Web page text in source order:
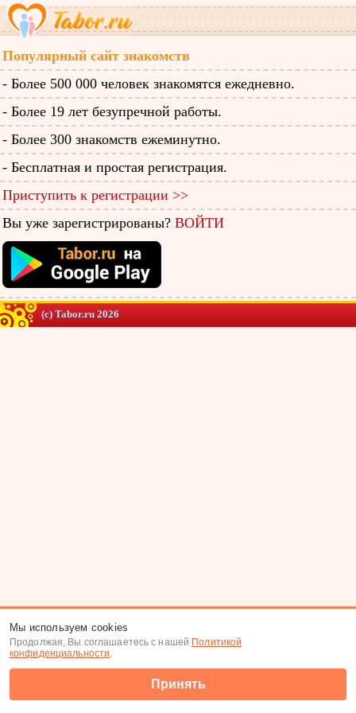
Популярный сайт знакомств
- Более 500 000 человек знакомятся ежедневно.
- Более 19 лет безупречной работы.
- Более 300 знакомств ежеминутно.
- Бесплатная и простая регистрация.
Приступить к регистрации >>
Вы уже зарегистрированы? ВОЙТИ
(c) Tabor.ru 2026
Мы используем cookies
Продолжая, Вы соглашаетесь с нашей Политикой
конфиденциальности.
Принять